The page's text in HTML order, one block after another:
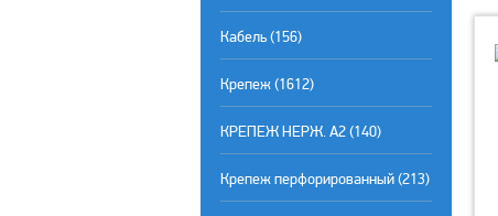
Кабель (156)
Крепеж (1612)
КРЕПЕЖ НЕРЖ. А2 (140)
Крепеж перфорированный (213)